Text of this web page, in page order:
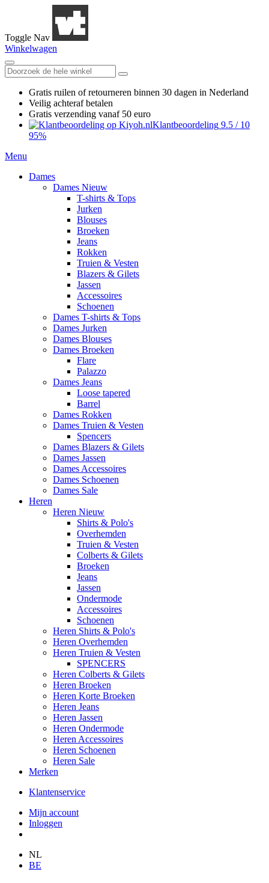
Toggle Nav
Winkelwagen
Gratis ruilen of retourneren binnen 30 dagen in Nederland
Veilig achteraf betalen
Gratis verzending vanaf 50 euro
Klantbeoordeling 9.5 / 10
95%
Menu
Dames
Dames Nieuw
T-shirts & Tops
Jurken
Blouses
Broeken
Jeans
Rokken
Truien & Vesten
Blazers & Gilets
Jassen
Accessoires
Schoenen
Dames T-shirts & Tops
Dames Jurken
Dames Blouses
Dames Broeken
Flare
Palazzo
Dames Jeans
Loose tapered
Barrel
Dames Rokken
Dames Truien & Vesten
Spencers
Dames Blazers & Gilets
Dames Jassen
Dames Accessoires
Dames Schoenen
Dames Sale
Heren
Heren Nieuw
Shirts & Polo's
Overhemden
Truien & Vesten
Colberts & Gilets
Broeken
Jeans
Jassen
Ondermode
Accessoires
Schoenen
Heren Shirts & Polo's
Heren Overhemden
Heren Truien & Vesten
SPENCERS
Heren Colberts & Gilets
Heren Broeken
Heren Korte Broeken
Heren Jeans
Heren Jassen
Heren Ondermode
Heren Accessoires
Heren Schoenen
Heren Sale
Merken
Klantenservice
Mijn account
Inloggen
NL
BE